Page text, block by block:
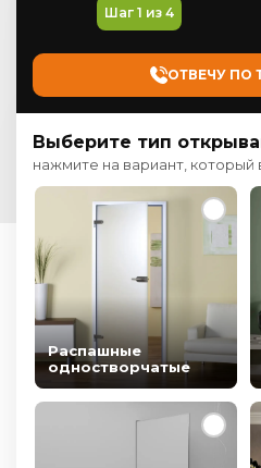
Шаг 1 из 4
ОТВЕЧУ ПО
Выберите тип
нажмите на вариант, который
Распашные
одностворчатые